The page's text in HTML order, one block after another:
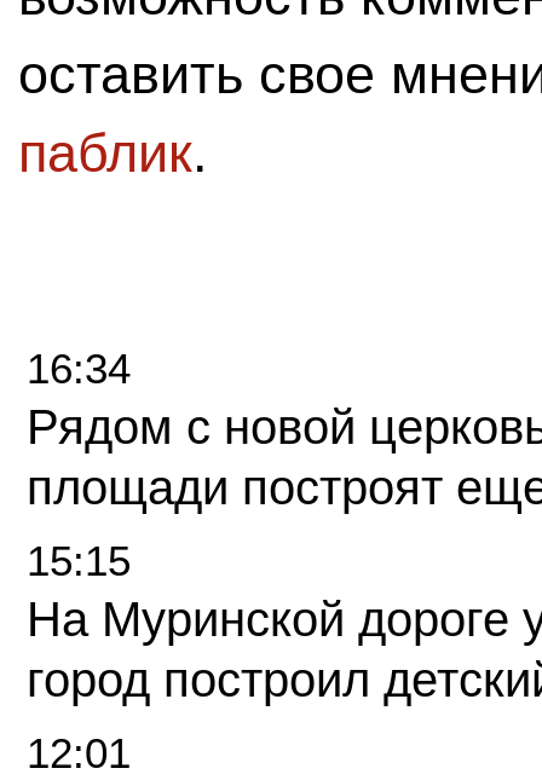
оставить свое
паблик.
16:34
Рядом с новой
площади построят
15:15
На Муринской дороге
город построил
12:01